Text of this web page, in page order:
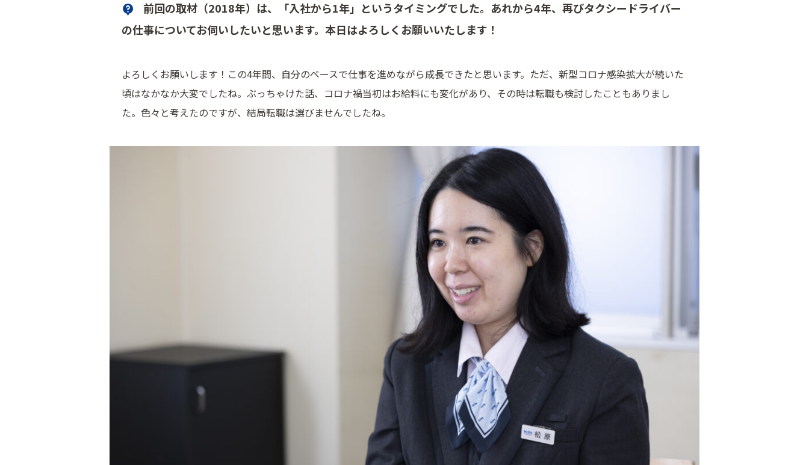
前回の取材（2018年）は、「入社から1年」というタイミングでした。あれから4年、再びタクシードライバー
の仕事についてお伺いしたいと思います。本日はよろしくお願いいたします！
よろしくお願いします！この4年間、自分のペースで仕事を進めながら成長できたと思います。ただ、新型コロナ感染拡大が続いた
頃はなかなか大変でしたね。ぶっちゃけた話、コロナ禍当初はお給料にも変化があり、その時は転職も検討したこともありまし
た。色々と考えたのですが、結局転職は選びませんでしたね。